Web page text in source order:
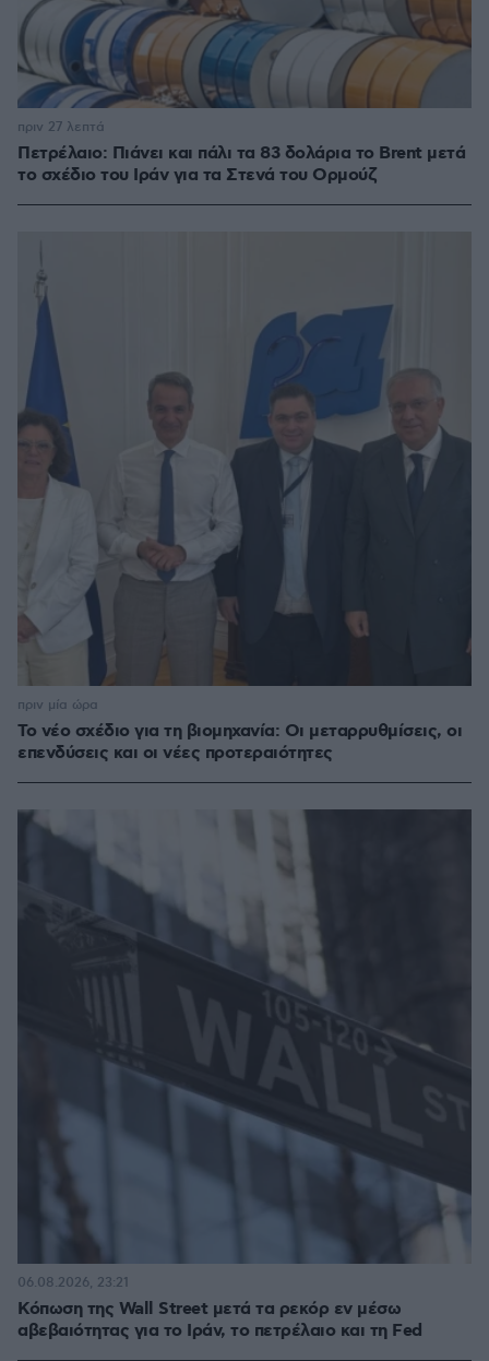
Πετρέλαιο: Πιάνει και πάλι τα 83 δολάρια το Brent μετά
το σχέδιο του Ιράν για τα Στενά του Ορμούζ
πριν 27 λεπτά
Το νέο σχέδιο για τη βιομηχανία: Οι μεταρρυθμίσεις, οι
επενδύσεις και οι νέες προτεραιότητες
πριν μία ώρα
Κόπωση της Wall Street μετά τα ρεκόρ εν μέσω
αβεβαιότητας για το Ιράν, το πετρέλαιο και τη Fed
06.08.2026, 23:21